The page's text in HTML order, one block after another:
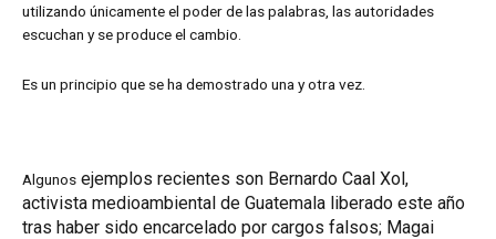
utilizando únicamente el poder de las palabras, las autoridades
escuchan y se produce el cambio.
Es un principio que se ha demostrado una y otra vez.
Algunos ejemplos recientes son Bernardo Caal Xol,
activista medioambiental de Guatemala liberado este año
tras haber sido encarcelado por cargos falsos; Magai